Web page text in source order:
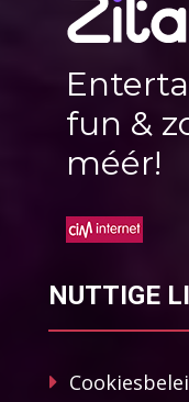
fun &
méér!
NUTTIGE